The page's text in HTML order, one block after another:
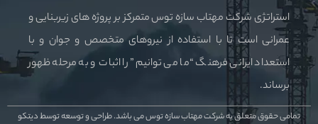
استراتژی شرکت مهتاب سازه توس متمرکز بر پروژه های زیربنایی و
عمرانی است تا با استفاده از نیروهای متخصص و جوان و با
استعداد ایرانی فرهنگ “ما می توانیم” را اثبات و به مرحله ظهور
برساند.
تمامی حقوق متعلق به شرکت مهتاب سازه توس می باشد.طراحی و توسعه توسط دیتکو